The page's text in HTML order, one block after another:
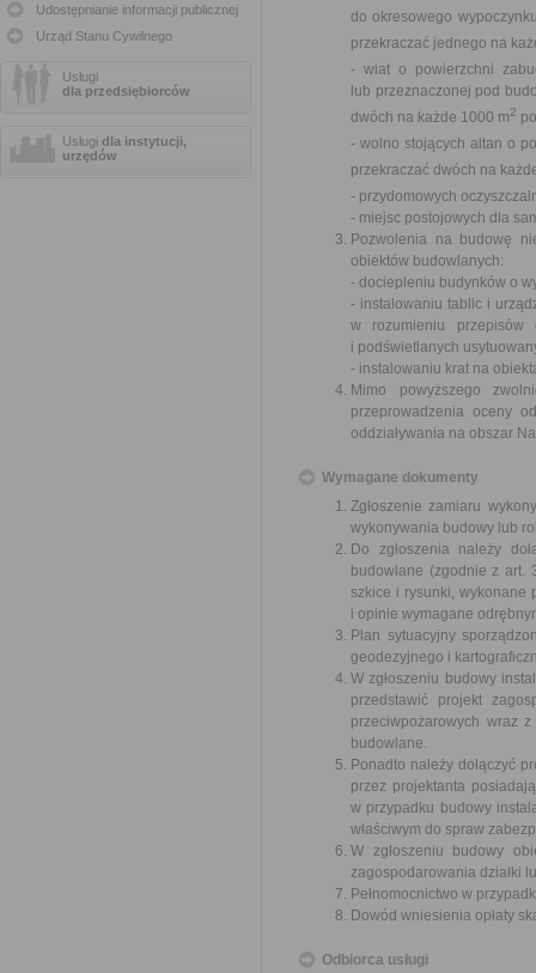
Udostępnianie informacji publicznej
Urząd Stanu Cywilnego
Usługi
dla przedsiębiorców
Usługi dla instytucji,
urzędów
do okresowego
przekraczać jednego na
- wiat o powierzchni
lub przeznaczonej pod
dwóch na każde 1000 m2
- wolno stojących altan o
przekraczać dwóch na
- przydomowych
- miejsc postojowych dla
Pozwolenia na budowę
obiektów budowlanych:
- dociepleniu budynków o
- instalowaniu tablic i
w rozumieniu
i podświetlanych
- instalowaniu krat na
Mimo powyższego
przeprowadzenia oceny
oddziaływania na obszar
Wymagane dokumenty
Zgłoszenie zamiaru
wykonywania budowy lub
Do zgłoszenia należy
budowlane (zgodnie z art.
szkice i rysunki, wykonane
i opinie wymagane
Plan sytuacyjny
geodezyjnego i
W zgłoszeniu budowy
przedstawić projekt
przeciwpożarowych wraz
budowlane.
Ponadto należy dołączyć
przez projektanta
w przypadku budowy
właściwym do spraw
W zgłoszeniu budowy
zagospodarowania działki
Pełnomocnictwo w
Dowód wniesienia opłaty
Odbiorca usługi